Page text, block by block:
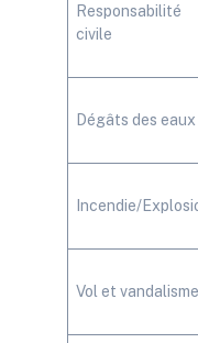
Responsabilité
civile
Dégâts des eaux
Incendie/
Vol et vandalisme